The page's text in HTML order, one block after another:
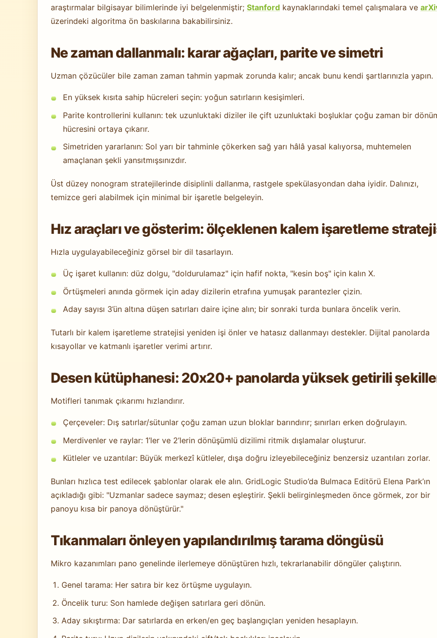
araştırmalar bilgisayar bilimlerinde iyi belgelenmiştir; Stanfordkaynaklarındaki temel çalışmalara ve
üzerindeki algoritma ön baskılarına bakabilirsiniz.
Ne zaman dallanmalı: karar ağaçları, parite ve simetri
Uzman çözücüler bile zaman zaman tahmin yapmak zorunda kalır; ancak bunu kendi şartlarınızla yapın.
En yüksek kısıta sahip hücreleri seçin: yoğun satırların kesişimleri.
Parite kontrollerini kullanın: tek uzunluktaki diziler ile çift uzunluktaki boşluklar çoğu zaman bir
hücresini ortaya çıkarır.
Simetriden yararlanın: Sol yarı bir tahminle çökerken sağ yarı hâlâ yasal kalıyorsa, muhtemelen
amaçlanan şekli yansıtmışsınızdır.
Üst düzey nonogram stratejilerinde disiplinli dallanma, rastgele spekülasyondan daha iyidir. Dalınızı,
temizce geri alabilmek için minimal bir işaretle belgeleyin.
Hız araçları ve gösterim: ölçeklenen kalem işaretleme
Hızla uygulayabileceğiniz görsel bir dil tasarlayın.
Üç işaret kullanın: düz dolgu, "doldurulamaz" için hafif nokta, "kesin boş" için kalın X.
Örtüşmeleri anında görmek için aday dizilerin etrafına yumuşak parantezler çizin.
Aday sayısı 3’ün altına düşen satırları daire içine alın; bir sonraki turda bunlara öncelik verin.
Tutarlı bir kalem işaretleme stratejisi yeniden işi önler ve hatasız dallanmayı destekler. Dijital panolarda
kısayollar ve katmanlı işaretler verimi artırır.
Desen kütüphanesi: 20x20+ panolarda yüksek getirili
Motifleri tanımak çıkarımı hızlandırır.
Çerçeveler: Dış satırlar/sütunlar çoğu zaman uzun bloklar barındırır; sınırları erken doğrulayın.
Merdivenler ve raylar: 1’ler ve 2’lerin dönüşümlü dizilimi ritmik dışlamalar oluşturur.
Kütleler ve uzantılar: Büyük merkezî kütleler, dışa doğru izleyebileceğiniz benzersiz uzantıları zorlar.
Bunları hızlıca test edilecek şablonlar olarak ele alın. GridLogic Studio’da Bulmaca Editörü Elena Park’ın
açıkladığı gibi: "Uzmanlar sadece saymaz; desen eşleştirir. Şekli belirginleşmeden önce görmek, zor bir
panoyu kısa bir panoya dönüştürür."
Tıkanmaları önleyen yapılandırılmış tarama döngüsü
Mikro kazanımları pano genelinde ilerlemeye dönüştüren hızlı, tekrarlanabilir döngüler çalıştırın.
Genel tarama: Her satıra bir kez örtüşme uygulayın.
Öncelik turu: Son hamlede değişen satırlara geri dönün.
Aday sıkıştırma: Dar satırlarda en erken/en geç başlangıçları yeniden hesaplayın.